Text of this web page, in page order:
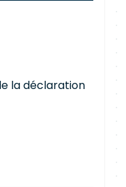
la déclaration